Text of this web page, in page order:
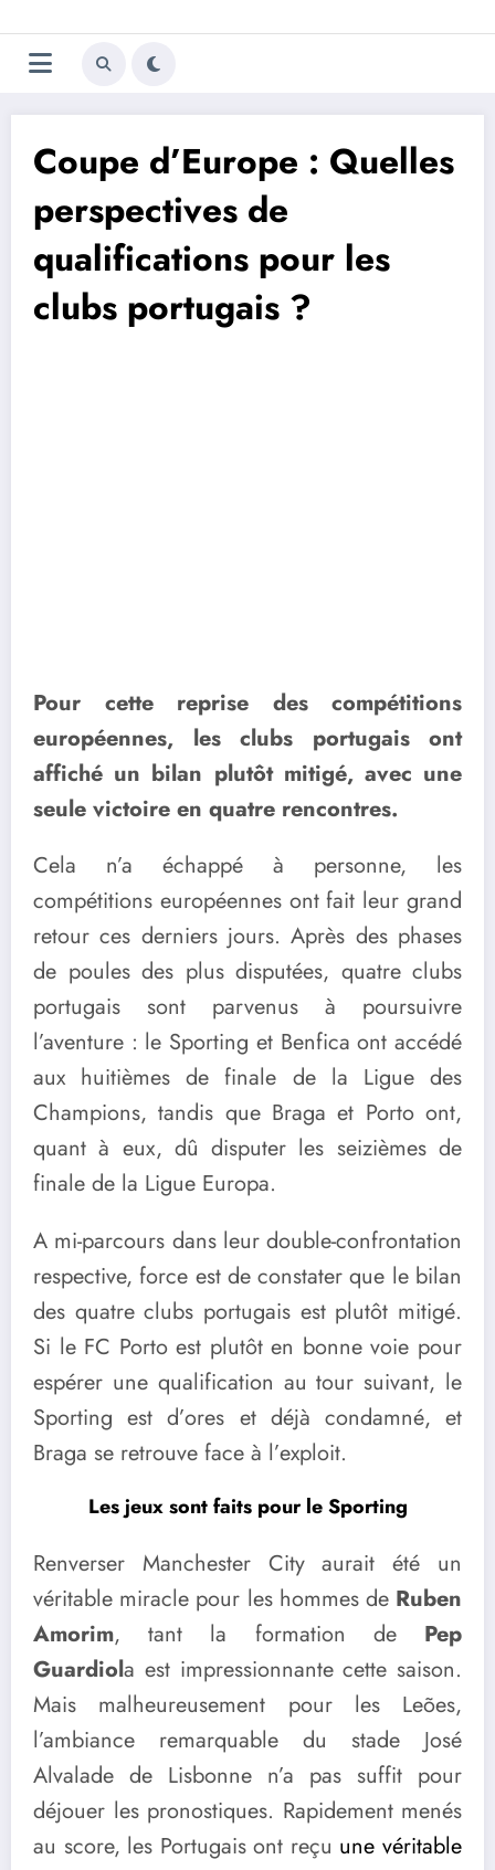
au
contenu
Trivela
L'actualité du football
Coupe d’Europe : Quelles
perspectives de
qualifications pour les
clubs portugais ?
Pour cette reprise des compétitions
européennes, les clubs portugais ont
affiché un bilan plutôt mitigé, avec une
seule victoire en quatre rencontres.
Cela n’a échappé à personne, les
compétitions européennes ont fait leur grand
retour ces derniers jours. Après des phases
de poules des plus disputées, quatre clubs
portugais sont parvenus à poursuivre
l’aventure : le Sporting et Benfica ont accédé
aux huitièmes de finale de la Ligue des
Champions, tandis que Braga et Porto ont,
quant à eux, dû disputer les seizièmes de
finale de la Ligue Europa.
A mi-parcours dans leur double-confrontation
respective, force est de constater que le bilan
des quatre clubs portugais est plutôt mitigé.
Si le FC Porto est plutôt en bonne voie pour
espérer une qualification au tour suivant, le
Sporting est d’ores et déjà condamné, et
Braga se retrouve face à l’exploit.
Les jeux sont faits pour le Sporting
Renverser Manchester City aurait été un
véritable miracle pour les hommes de Ruben
Amorim, tant la formation de Pep
Guardiola est impressionnante cette saison.
Mais malheureusement pour les Leões,
l’ambiance remarquable du stade José
Alvalade de Lisbonne n’a pas suffit pour
déjouer les pronostiques. Rapidement menés
au score, les Portugais ont reçu une véritable